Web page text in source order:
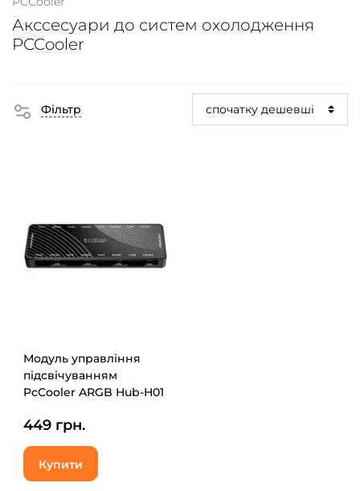
Акссесуари до систем охолодження
PCCooler
Фільтр
Модуль управління
підсвічуванням
PcCooler ARGB Hub-H01
449 грн.
Купити